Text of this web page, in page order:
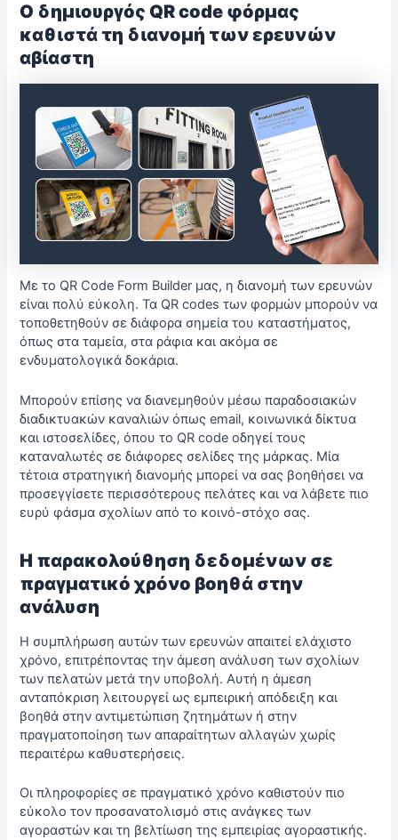
Ο δημιουργός QR code φόρμας
καθιστά τη διανομή των ερευνών
αβίαστη
Με το QR Code Form Builder μας, η διανομή των ερευνών
είναι πολύ εύκολη. Τα QR codes των φορμών μπορούν να
τοποθετηθούν σε διάφορα σημεία του καταστήματος,
όπως στα ταμεία, στα ράφια και ακόμα σε
ενδυματολογικά δοκάρια.
Μπορούν επίσης να διανεμηθούν μέσω παραδοσιακών
διαδικτυακών καναλιών όπως email, κοινωνικά δίκτυα
και ιστοσελίδες, όπου το QR code οδηγεί τους
καταναλωτές σε διάφορες σελίδες της μάρκας. Μία
τέτοια στρατηγική διανομής μπορεί να σας βοηθήσει να
προσεγγίσετε περισσότερους πελάτες και να λάβετε πιο
ευρύ φάσμα σχολίων από το κοινό-στόχο σας.
Η παρακολούθηση δεδομένων σε
πραγματικό χρόνο βοηθά στην
ανάλυση
Η συμπλήρωση αυτών των ερευνών απαιτεί ελάχιστο
χρόνο, επιτρέποντας την άμεση ανάλυση των σχολίων
των πελατών μετά την υποβολή. Αυτή η άμεση
ανταπόκριση λειτουργεί ως εμπειρική απόδειξη και
βοηθά στην αντιμετώπιση ζητημάτων ή στην
πραγματοποίηση των απαραίτητων αλλαγών χωρίς
περαιτέρω καθυστερήσεις.
Οι πληροφορίες σε πραγματικό χρόνο καθιστούν πιο
εύκολο τον προσανατολισμό στις ανάγκες των
αγοραστών και τη βελτίωση της εμπειρίας αγοραστικής.